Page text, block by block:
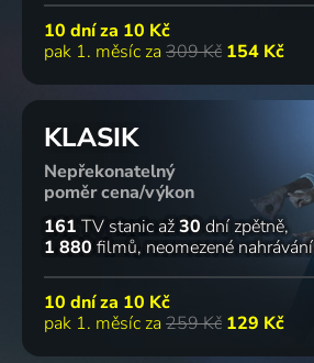
10 dní za 10 Kč
pak 1. měsíc za 309 Kč 154 Kč
KLASIK
Nepřekonatelný
poměr cena/výkon
161 TV stanic až30 dní zpětně
1 880 filmů neomezené nahrávání
10 dní za 10 Kč
pak 1. měsíc za 259 Kč 129 Kč